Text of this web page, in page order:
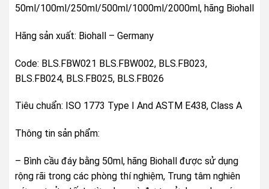
50ml/100ml/250ml/500ml/1000ml/2000ml, hãng Biohall
Hãng sản xuất: Biohall – Germany
Code: BLS.FBW021 BLS.FBW002, BLS.FB023,
BLS.FB024, BLS.FB025, BLS.FB026
Tiêu chuẩn: ISO 1773 Type I And ASTM E438, Class A
Thông tin sản phẩm:
– Bình cầu đáy bằng 50ml, hãng Biohall được sử dụng
rộng rãi trong các phòng thí nghiệm, Trung tâm nghiên